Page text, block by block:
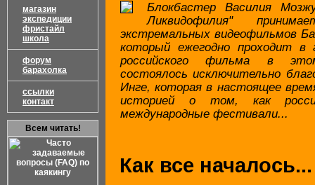
магазин
экспедиции
фристайл
школа
форум
барахолка
ссылки
контакт
Всем читать!
Блокбастер Василия
Ликвидофилия"
экстремальных видеофильмов
который ежегодно проходит
российского фильма в
состоялось исключительно
Инге, которая в настоящее
историей о том, как
международные фестивали...
Как все началось...